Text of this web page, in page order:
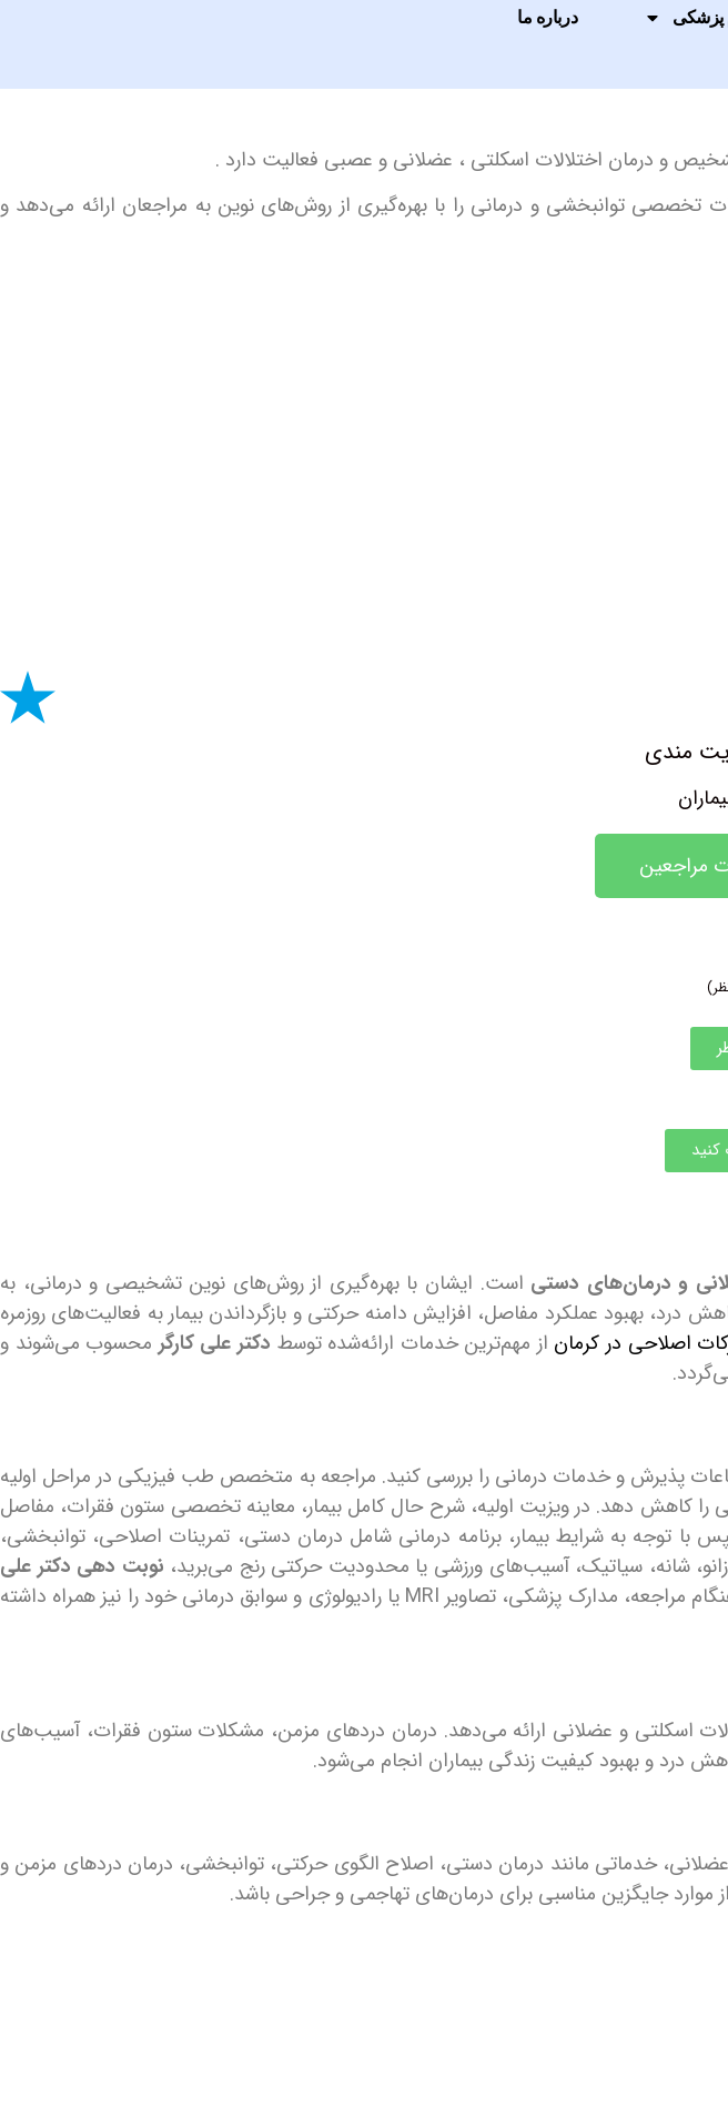
پزشکی درباره ما
و درمان اختلالات اسکلتی ، عضلانی و عصبی فعالیت دارد .
تخصصی توانبخشی و درمانی را با بهره‌گیری از روش‌های نوین به مراجعان ارائه می‌دهد و
مندی
مراجعین
کنید
و درمان‌های دستی است. ایشان با بهره‌گیری از روش‌های نوین تشخیصی و درمانی، به
بهبود عملکرد مفاصل، افزایش دامنه حرکتی و بازگرداندن بیمار به فعالیت‌های روزمره
اصلاحی در کرمان از مهم‌ترین خدمات ارائه‌شده توسط دکتر علی کارگر محسوب می‌شوند و
پذیرش و خدمات درمانی را بررسی کنید. مراجعه به متخصص طب فیزیکی در مراحل اولیه
را کاهش دهد. در ویزیت اولیه، شرح حال کامل بیمار، معاینه تخصصی ستون فقرات، مفاصل
توجه به شرایط بیمار، برنامه درمانی شامل درمان دستی، تمرینات اصلاحی، توانبخشی،
شانه، سیاتیک، آسیب‌های ورزشی یا محدودیت حرکتی رنج می‌برید، نوبت دهی دکتر علی
می‌تواند اولین گام برای آغاز درمان تخصصی و بازگشت به زندگی عادی باشد. توصیه می‌شود هنگام مراجعه، مدارک پزشکی، تصاویر MRI یا رادیولوژی و سوابق درمانی خود را نیز همراه داشته
اسکلتی و عضلانی ارائه می‌دهد. درمان دردهای مزمن، مشکلات ستون فقرات، آسیب‌های
درد و بهبود کیفیت زندگی بیماران انجام می‌شود.
خدماتی مانند درمان دستی، اصلاح الگوی حرکتی، توانبخشی، درمان دردهای مزمن و
جایگزین مناسبی برای درمان‌های تهاجمی و جراحی باشد.